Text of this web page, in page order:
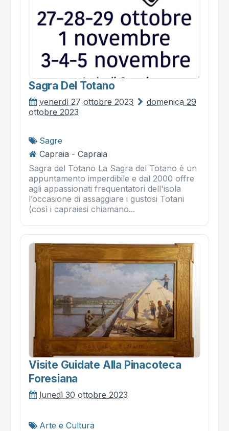
Sagra Del Totano
venerdì 27 ottobre 2023
domenica 29
ottobre 2023
Sagre
Capraia - Capraia
Sagra del Totano La Sagra del Totano è un
appuntamento imperdibile e dal 2000 offre
agli appassionati frequentatori dell'isola
l’occasione di assaggiare i gustosi Totani
(così i capraiesi chiamano...
Visite Guidate Alla Pinacoteca
Foresiana
lunedì 30 ottobre 2023
Arte e Cultura